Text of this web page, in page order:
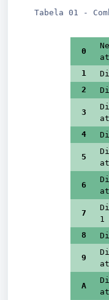
Tabela 01 -
0
1
2
3
4
5
6
7
1
8
9
A